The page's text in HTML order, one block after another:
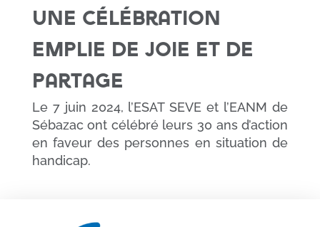
une célébration
emplie de joie et de
partage
Le 7 juin 2024, l’ESAT SEVE et l’EANM de
Sébazac ont célébré leurs 30 ans d’action
en faveur des personnes en situation de
handicap.